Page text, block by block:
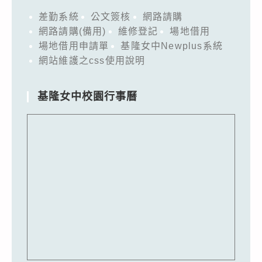
差勤系統 公文簽核
網路請購
網路請購(備用)
維修登記
場地借用
場地借用申請單
基隆女中Newplus系統
網站維護之css使用說明
基隆女中校園行事曆